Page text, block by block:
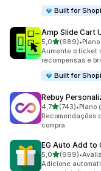
Built for
Amp Slide Cart
5,0de 5 estrelas
(689)
689 avaliações
•
Aumente o ticket
recompensas e
Built for
Rebuy
4,7de 5 estrelas
(743)
743 avaliações
•Plano
Recomendações
compra
EG Auto Add to
5,0de 5 estrelas
(999)
999 avaliações
•
Adicione